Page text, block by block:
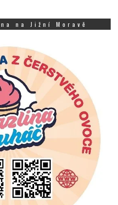
na Jižní Moravě